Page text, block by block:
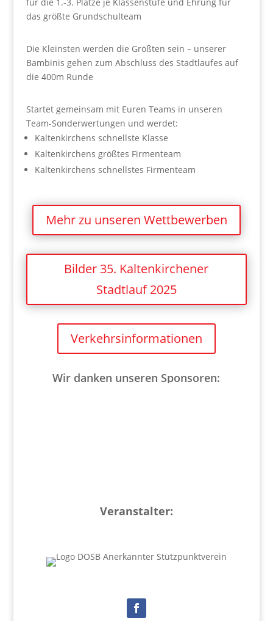
das größte Grundschulteam
Die Kleinsten werden die Größten sein – unserer
Bambinis gehen zum Abschluss des Stadtlaufes auf
die 400m Runde
Startet gemeinsam mit Euren Teams in unseren
Team-Sonderwertungen und werdet:
Kaltenkirchens schnellste Klasse
Kaltenkirchens größtes Firmenteam
Kaltenkirchens schnellstes Firmenteam
Mehr zu unseren Wettbewerben
Bilder 35. Kaltenkirchener
Stadtlauf 2025
Verkehrsinformationen
Wir danken unseren Sponsoren:
Veranstalter: